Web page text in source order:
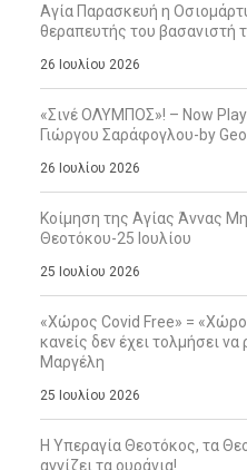
Αγία Παρασκευή η
θεραπευτής του βασανιστή
26 Ιουλίου 2026
«Σινέ ΟΛΥΜΠΟΣ»! – Now
Γιώργου Σαράφογλου-by
26 Ιουλίου 2026
Κοίμηση της Αγίας Άννας
Θεοτόκου-25 Ιουλίου
25 Ιουλίου 2026
«Χώρος Covid Free» =
κανείς δεν έχει τολμήσει
Μαργέλη
25 Ιουλίου 2026
Η Υπεραγία Θεοτόκος, τα
αγγίζει τα ουράνια!